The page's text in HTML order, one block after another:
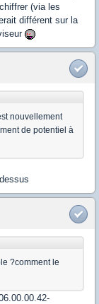
(via les
différent sur la
nouvellement
de potentiel à
?comment le